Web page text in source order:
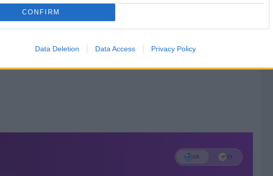
CONFIRM
Data Deletion Data Access Privacy Policy